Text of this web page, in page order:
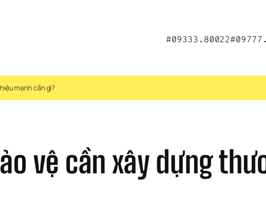
#09333.80022
mạnh cần gì?
vệ cần xây dựng